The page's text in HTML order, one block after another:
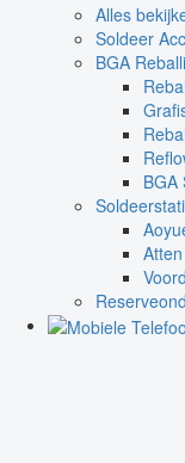
Alles
Soldeer
BGA
BGA